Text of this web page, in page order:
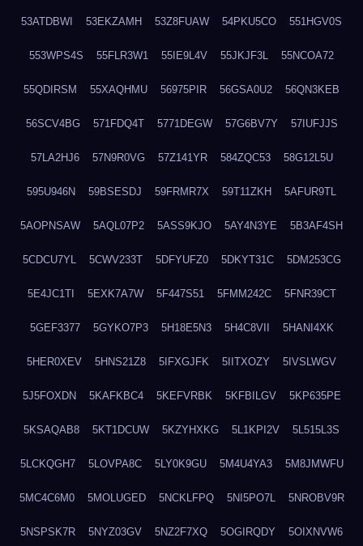
53ATDBWI 53EKZAMH 53Z8FUAW 54PKU5CO 551HGV0S
553WPS4S 55FLR3W1 55IE9L4V 55JKJF3L 55NCOA72
55QDIRSM 55XAQHMU 56975PIR 56GSA0U2 56QN3KEB
56SCV4BG 571FDQ4T 5771DEGW 57G6BV7Y 57IUFJJS
57LA2HJ6 57N9R0VG 57Z141YR 584ZQC53 58G12L5U
595U946N 59BSESDJ 59FRMR7X 59T11ZKH 5AFUR9TL
5AOPNSAW 5AQL07P2 5ASS9KJO 5AY4N3YE 5B3AF4SH
5CDCU7YL 5CWV233T 5DFYUFZ0 5DKYT31C 5DM253CG
5E4JC1TI 5EXK7A7W 5F447S51 5FMM242C 5FNR39CT
5GEF3377 5GYKO7P3 5H18E5N3 5H4C8VII 5HANI4XK
5HER0XEV 5HNS21Z8 5IFXGJFK 5IITXOZY 5IVSLWGV
5J5FOXDN 5KAFKBC4 5KEFVRBK 5KFBILGV 5KP635PE
5KSAQAB8 5KT1DCUW 5KZYHXKG 5L1KPI2V 5L515L3S
5LCKQGH7 5LOVPA8C 5LY0K9GU 5M4U4YA3 5M8JMWFU
5MC4C6M0 5MOLUGED 5NCKLFPQ 5NI5PO7L 5NROBV9R
5NSPSK7R 5NYZ03GV 5NZ2F7XQ 5OGIRQDY 5OIXNVW6